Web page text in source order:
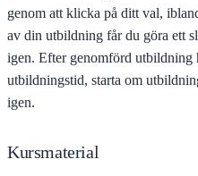
genom att klicka på ditt val,
av din utbildning får du göra ett
igen. Efter genomförd utbildning
utbildningstid, starta om
igen.
Kursmaterial